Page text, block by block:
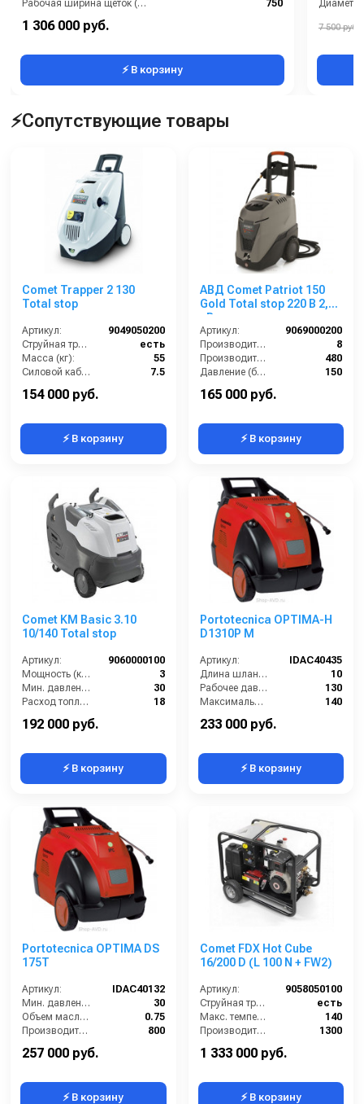
Рабочая ширина щеток (мм):
750
Уровень шума (дБ):
1 306 000 руб.
⚡ В корзину
Диаметр
7 500 руб.
⚡Сопутствующие товары
Comet Trapper 2 130
Total stop
Артикул:
9049050200
Струйная трубка (копьё):
есть
Масса (кг):
55
Силовой кабель (м):
7.5
154 000 руб.
⚡ В корзину
АВД Comet Patriot 150
Gold Total stop 220 В 2,3
кВт
Артикул:
9069000200
Производительность (л/мин):
8
Производительность (л/ч):
480
Давление (бар):
150
165 000 руб.
⚡ В корзину
Comet KM Basic 3.10
10/140 Total stop
Артикул:
9060000100
Мощность (кВт):
3
Мин. давление (бар):
30
Расход топлива (кг/ч):
18
192 000 руб.
⚡ В корзину
Portotecnica OPTIMA-H
D1310P M
Артикул:
IDAC40435
Длина шланга ВД (м):
10
Рабочее давление (бар):
130
Максимальная температура воды (°C):
140
233 000 руб.
⚡ В корзину
Portotecnica OPTIMA DS
175T
Артикул:
IDAC40132
Мин. давление (бар):
30
Объем масла для насоса (л):
0.75
Производительность (л/ч):
800
257 000 руб.
⚡ В корзину
Comet FDX Hot Cube
16/200 D (L 100 N + FW2)
Артикул:
9058050100
Струйная трубка (копьё):
есть
Макс. температура горячей воды (°C):
140
Производительность (л/ч):
1300
1 333 000 руб.
⚡ В корзину